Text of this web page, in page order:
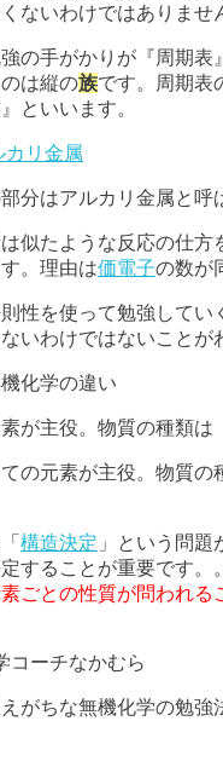
ないわけではありませ
の手がかりが『周期表
は縦の族です。周期表
といいます。
分はアルカリ金属と呼
似たような反応の仕方
。理由は価電子の数が
性を使って勉強してい
いわけではないことが
化学の違い
が主役。物質の種類は
の元素が主役。物質の
構造決定 」という問
することが重要です。
ごとの性質が問われる
コーチなかむら
がちな無機化学の勉強